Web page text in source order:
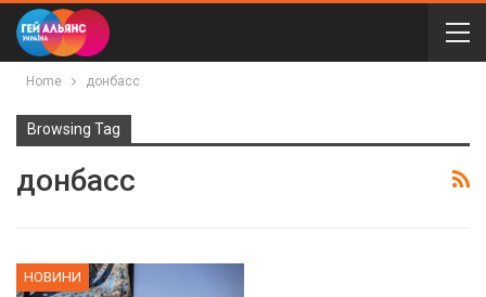
Home донбасс
Browsing Tag
донбасс
НОВИНИ